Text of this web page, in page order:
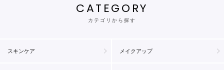
CATEGORY
カテゴリから探す
スキンケア メイクアップ